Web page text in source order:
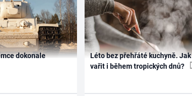
dokonale
Léto bez přehřáté kuchyně. Jak
vařit i během tropických dnů?